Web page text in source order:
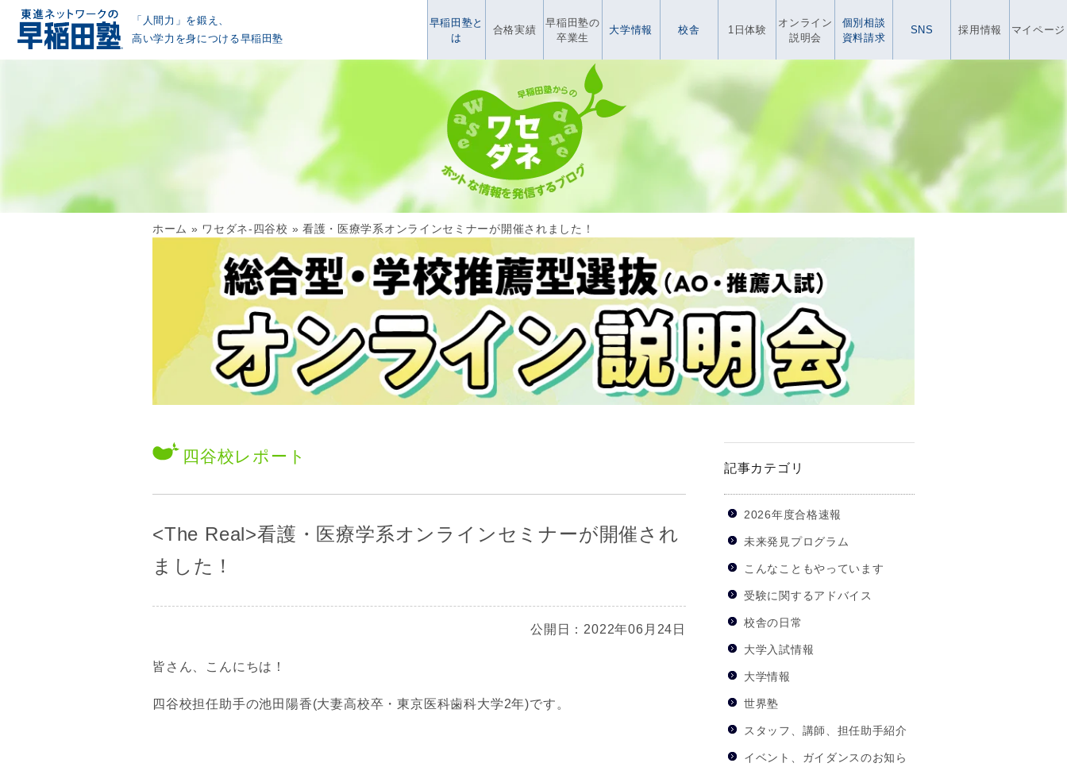
「人間力」を鍛え、
高い学力を身につける早稲田塾
早稲田塾と
は
合格実績
早稲田塾の
卒業生
大学情報 校舎 1日体験
オンライン
説明会
個別相談
資料請求
SNS 採用情報 マイページ
ホーム » ワセダネ-四谷校 » 看護・医療学系オンラインセミナーが開催されました！
四谷校レポート
<The Real>看護・医療学系オンラインセミナーが開催され
ました！
公開日：2022年06月24日
皆さん、こんにちは！
四谷校担任助手の池田陽香(大妻高校卒・東京医科歯科大学2年)です。
記事カテゴリ
2026年度合格速報
未来発見プログラム
こんなこともやっています
受験に関するアドバイス
校舎の日常
大学入試情報
大学情報
世界塾
スタッフ、講師、担任助手紹介
イベント、ガイダンスのお知ら